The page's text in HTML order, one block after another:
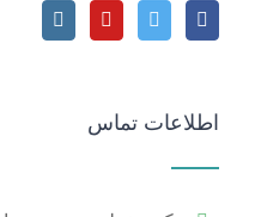
اطلاعات تماس